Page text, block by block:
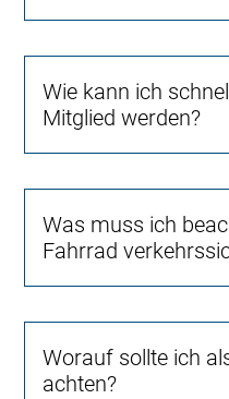
Wie kann ich
Mitglied werden?
Was muss ich
Fahrrad
Worauf sollte ich
achten?